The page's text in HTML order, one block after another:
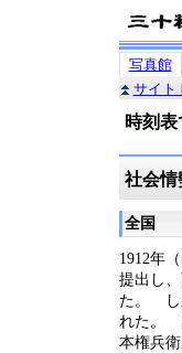
写真館
サイト
時刻
社会情
全国
1912年
提出し
た。 し
れた。
本権兵